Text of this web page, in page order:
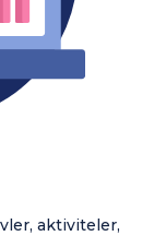
aktiviteler,